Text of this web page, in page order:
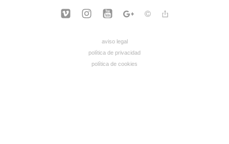
aviso legal
política de privacidad
política de cookies